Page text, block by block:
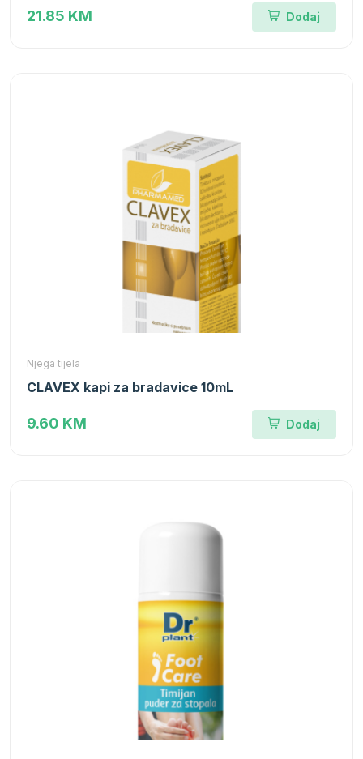
21.85 KM Dodaj
Njega tijela
CLAVEX kapi za bradavice 10mL
9.60 KM Dodaj